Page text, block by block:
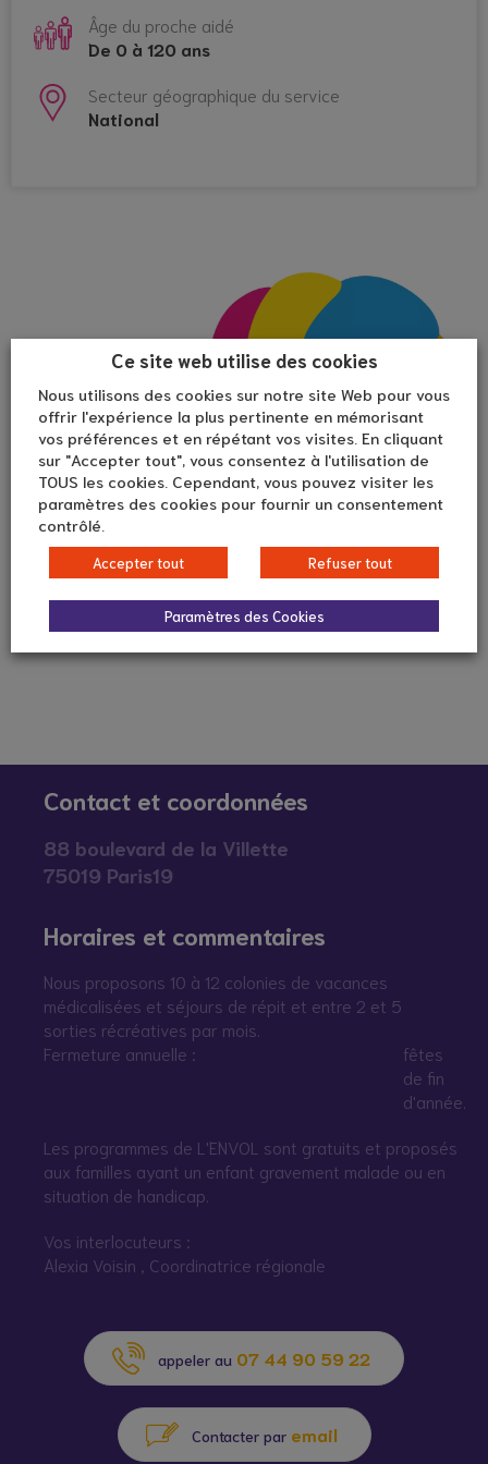
Sur les sorties récréatives (une demi-journée) :
Durant les sorties récréatives, le bénévole accompagne les
Âge du proche aidé
De 0 à 120 ans
Secteur géographique du service
National
Contact et coordonnées
88 boulevard de la Villette
75019 Paris19
Horaires et commentaires
Nous proposons 10 à 12 colonies de vacances
médicalisées et séjours de répit et entre 2 et 5
sorties récréatives par mois.
Fermeture annuelle :
fêtes
de fin
d'année.
Les programmes de L'ENVOL sont gratuits et proposés
aux familles ayant un enfant gravement malade ou en
situation de handicap.
Vos interlocuteurs :
Alexia Voisin , Coordinatrice régionale
appeler au 07 44 90 59 22
Contacter par email
Ce site web utilise des cookies
Nous utilisons des cookies sur notre site Web pour vous
offrir l'expérience la plus pertinente en mémorisant
vos préférences et en répétant vos visites. En cliquant
sur "Accepter tout", vous consentez à l'utilisation de
TOUS les cookies. Cependant, vous pouvez visiter les
paramètres des cookies pour fournir un consentement
contrôlé.
Accepter tout Refuser tout
Paramètres des Cookies